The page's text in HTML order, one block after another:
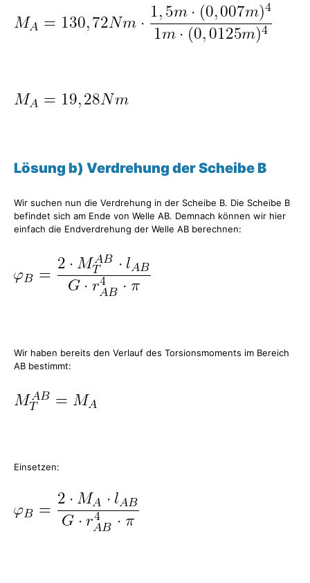
Lösung b) Verdrehung der Scheibe B
Wir suchen nun die Verdrehung in der Scheibe B. Die Scheibe B
befindet sich am Ende von Welle AB. Demnach können wir hier
einfach die Endverdrehung der Welle AB berechnen:
Wir haben bereits den Verlauf des Torsionsmoments im Bereich
AB bestimmt:
Einsetzen: